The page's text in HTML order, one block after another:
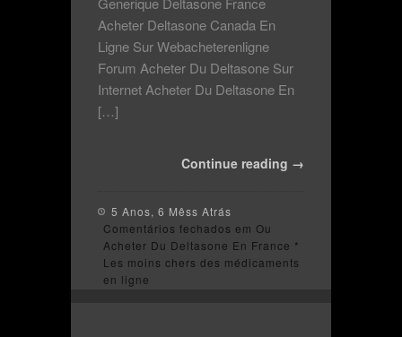
Acheter Deltasone Canada En
Ligne Sur Webacheterenligne
Forum Acheter Du Deltasone Sur
Internet Acheter Du Deltasone En
[…]
Continue reading →
5 Anos, 6 Mêss Atrás
Comentários fechados em Ou
Acheter Du Deltasone En France *
Les moins chers des médicaments
en ligne